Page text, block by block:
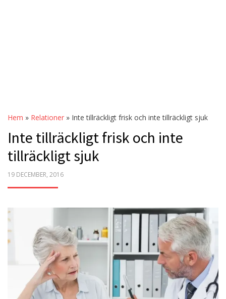
Hem » Relationer » Inte tillräckligt frisk och inte tillräckligt sjuk
Inte tillräckligt frisk och inte
tillräckligt sjuk
POSTED
19 DECEMBER, 2016